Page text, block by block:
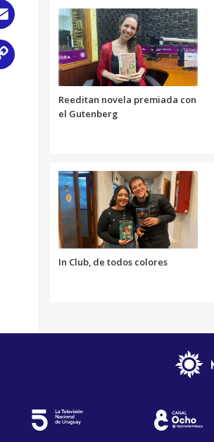
Reeditan novela premiada con
el Gutenberg
In Club, de todos colores